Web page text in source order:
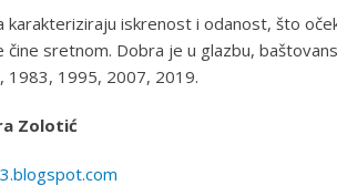
karakteriziraju iskrenost i odanost, što
čine sretnom. Dobra je u glazbu,
1983, 1995, 2007, 2019.
Zolotić